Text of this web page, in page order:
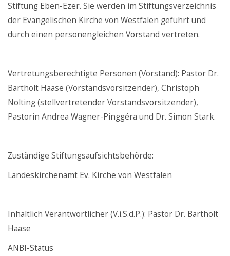
Stiftung Eben-Ezer. Sie werden im Stiftungsverzeichnis
der Evangelischen Kirche von Westfalen geführt und
durch einen personengleichen Vorstand vertreten.
Vertretungsberechtigte Personen (Vorstand): Pastor Dr.
Bartholt Haase (Vorstandsvorsitzender), Christoph
Nolting (stellvertretender Vorstandsvorsitzender),
Pastorin Andrea Wagner-Pinggéra und Dr. Simon Stark.
Zuständige Stiftungsaufsichtsbehörde:
Landeskirchenamt Ev. Kirche von Westfalen
Inhaltlich Verantwortlicher (V.i.S.d.P.): Pastor Dr. Bartholt
Haase
ANBI-Status